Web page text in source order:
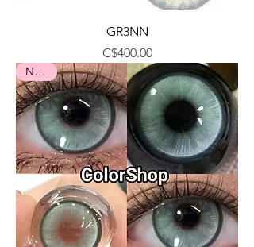
GR3NN
Precio
C$400.00
Nuevo